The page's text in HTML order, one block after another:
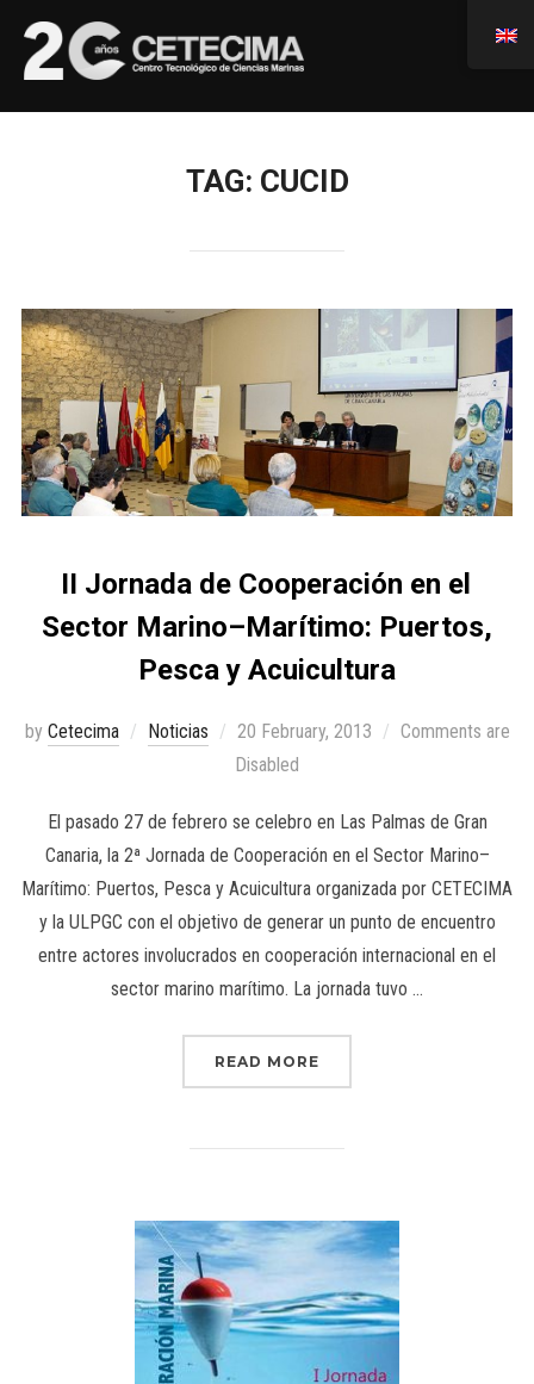
TAG: CUCID
II Jornada de Cooperación en el
Sector Marino–Marítimo: Puertos,
Pesca y Acuicultura
by Cetecima Noticias 20 February, 2013
Comments are
Disabled
El pasado 27 de febrero se celebro en Las Palmas de Gran
Canaria, la 2ª Jornada de Cooperación en el Sector Marino–
Marítimo: Puertos, Pesca y Acuicultura organizada por CETECIMA
y la ULPGC con el objetivo de generar un punto de encuentro
entre actores involucrados en cooperación internacional en el
sector marino marítimo. La jornada tuvo …
READ MORE